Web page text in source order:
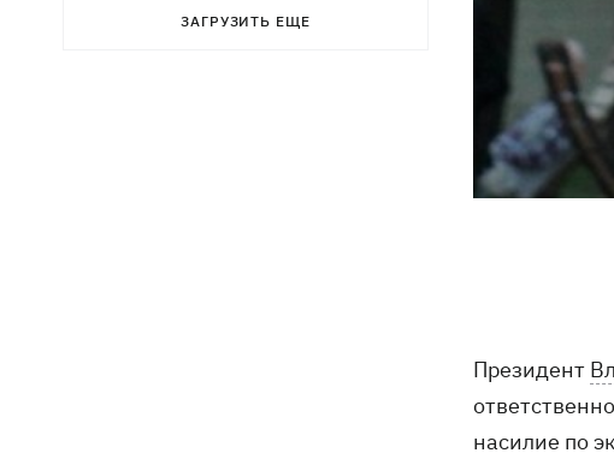
террореЗАГРУЗИТЬ ЕЩЕ
Президент
насилие по